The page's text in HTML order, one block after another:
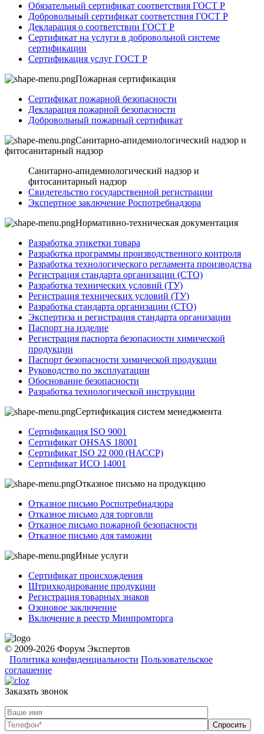
Обязательный сертификат соответствия ГОСТ Р
Добровольный сертификат соответствия ГОСТ Р
Декларация о соответствии ГОСТ Р
Сертификат на услуги в добровольной системе
сертификации
Сертификация услуг ГОСТ Р
Пожарная сертификация
Сертификат пожарной безопасности
Декларация пожарной безопасности
Добровольный пожарный сертификат
Санитарно-апидемиологический надзор и
фитосанитарный надзор
Санитарно-апидемиологический надзор и
фитосанитарный надзор
Свидетельство государственной регистрации
Экспертное заключение Роспотребнадзора
Нормативно-техническая документация
Разработка этикетки товара
Разработка программы производственного контроля
Разработка технологического регламента производства
Регистрация стандарта организации (СТО)
Разработка технических условий (ТУ)
Регистрация технических условий (ТУ)
Разработка стандарта организации (СТО)
Экспертиза и регистрация стандарта организации
Паспорт на изделие
Регистрация паспорта безопасности химической
продукции
Паспорт безопасности химической продукции
Руководство по эксплуатации
Обоснование безопасности
Разработка технологической инструкции
Сертификация систем менеджмента
Сертификация ISO 9001
Сертификат OHSAS 18001
Сертификат ISO 22 000 (НАССР)
Сертификат ИСО 14001
Отказное письмо на продукцию
Отказное письмо Роспотребнадзора
Отказное письмо для торговли
Отказное письмо пожарной безопасности
Отказное письмо для таможни
Иные услуги
Сертификат происхождения
Штрихкодирование продукции
Регистрация товарных знаков
Озоновое заключение
Включение в реестр Минпромторга
© 2009-2026 Форум Экспертов
Политика конфиденциальности Пользовательское
соглашение
Заказать звонок